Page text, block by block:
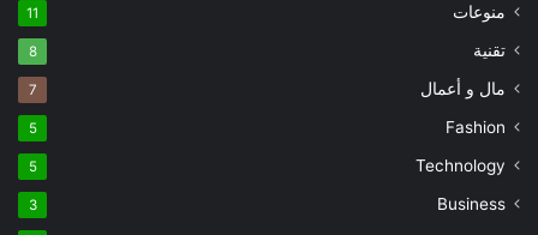
منوعات 11
تقنية 8
مال و أعمال 7
Fashion
5
Technology
5
Business
3